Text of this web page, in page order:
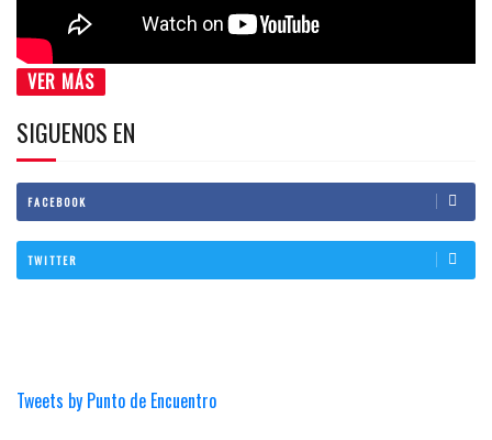
VER MÁS
SIGUENOS EN
FACEBOOK
TWITTER
Tweets by Punto de Encuentro